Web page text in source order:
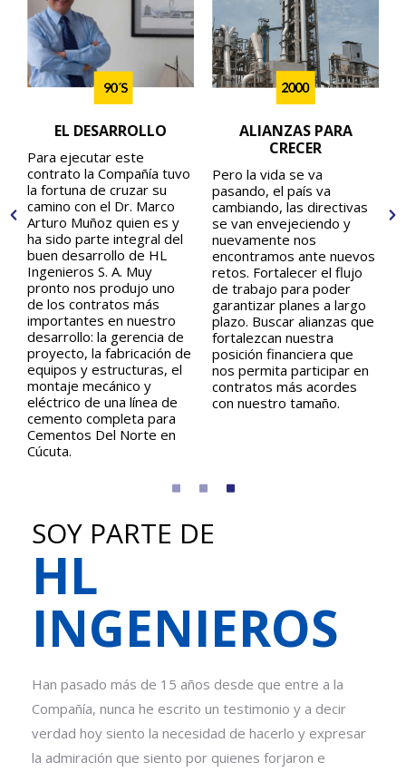
EL DESARROLLO
Para ejecutar este
contrato la Compañía tuvo
la fortuna de cruzar su
camino con el Dr. Marco
Arturo Muñoz quien es y
ha sido parte integral del
buen desarrollo de HL
Ingenieros S. A. Muy
pronto nos produjo uno
de los contratos más
importantes en nuestro
desarrollo: la gerencia de
proyecto, la fabricación de
equipos y estructuras, el
montaje mecánico y
eléctrico de una línea de
cemento completa para
Cementos Del Norte en
Cúcuta.
ALIANZAS PARA
CRECER
Pero la vida se va
pasando, el país va
cambiando, las directivas
se van envejeciendo y
nuevamente nos
encontramos ante nuevos
retos. Fortalecer el flujo
de trabajo para poder
garantizar planes a largo
plazo. Buscar alianzas que
fortalezcan nuestra
posición financiera que
nos permita participar en
contratos más acordes
con nuestro tamaño.
SOY PARTE DE
HL
INGENIEROS
Han pasado más de 15 años desde que entre a la
Compañía, nunca he escrito un testimonio y a decir
verdad hoy siento la necesidad de hacerlo y expresar
la admiración que siento por quienes forjaron e